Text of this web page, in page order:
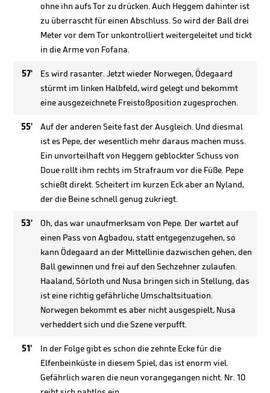
ohne ihn aufs Tor zu drücken. Auch Heggem dahinter ist
zu überrascht für einen Abschluss. So wird der Ball drei
Meter vor dem Tor unkontrolliert weitergeleitet und tickt
in die Arme von Fofana.
57'
Es wird rasanter. Jetzt wieder Norwegen, Ödegaard
stürmt im linken Halbfeld, wird gelegt und bekommt
eine ausgezeichnete Freistoßposition zugesprochen.
55'
Auf der anderen Seite fast der Ausgleich. Und diesmal
ist es Pepe, der wesentlich mehr daraus machen muss.
Ein unvorteilhaft von Heggem geblockter Schuss von
Doue rollt ihm rechts im Strafraum vor die Füße. Pepe
schießt direkt. Scheitert im kurzen Eck aber an Nyland,
der die Beine schnell genug zukriegt.
53'
Oh, das war unaufmerksam von Pepe. Der wartet auf
einen Pass von Agbadou, statt entgegenzugehen, so
kann Ödegaard an der Mittellinie dazwischen gehen, den
Ball gewinnen und frei auf den Sechzehner zulaufen.
Haaland, Sörloth und Nusa bringen sich in Stellung, das
ist eine richtig gefährliche Umschaltsituation.
Norwegen bekommt es aber nicht ausgespielt, Nusa
verheddert sich und die Szene verpufft.
51'
In der Folge gibt es schon die zehnte Ecke für die
Elfenbeinküste in diesem Spiel, das ist enorm viel.
Gefährlich waren die neun vorangegangen nicht. Nr. 10